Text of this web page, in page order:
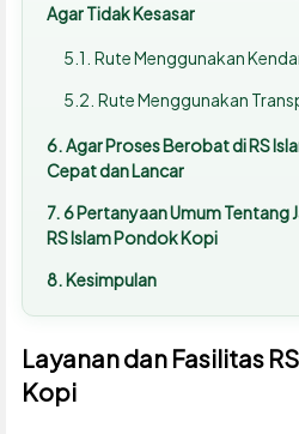
Agar Tidak Kesasar
Rute Menggunakan
Rute Menggunakan
Agar Proses Berobat di RS
Cepat dan Lancar
6 Pertanyaan Umum Tentang
RS Islam Pondok Kopi
Kesimpulan
Layanan dan Fasilitas
Kopi